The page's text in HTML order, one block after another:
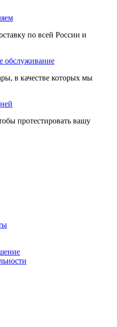
по всей России и
обслуживание
в качестве которых мы
протестировать вашу